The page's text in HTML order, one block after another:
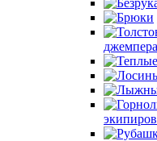
джемпера